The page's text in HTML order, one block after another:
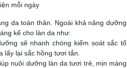
mỗi ngày
da toàn thân. Ngoài khả năng dưỡng
kể cho làn da như:
sẽ nhanh chóng kiểm soát sắc tố
lấy lại sắc hồng tươi tắn.
nuôi dưỡng làn da tươi trẻ, mịn màng